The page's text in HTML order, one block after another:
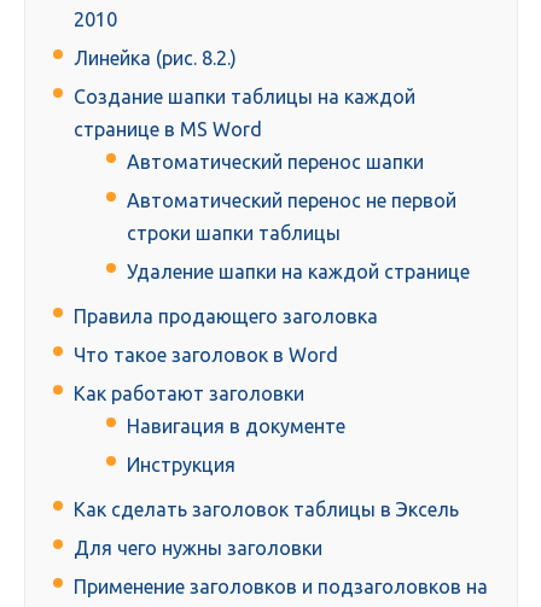
2010
Линейка (рис. 8.2.)
Создание шапки таблицы на каждой
странице в MS Word
Автоматический перенос шапки
Автоматический перенос не первой
строки шапки таблицы
Удаление шапки на каждой странице
Правила продающего заголовка
Что такое заголовок в Word
Как работают заголовки
Навигация в документе
Инструкция
Как сделать заголовок таблицы в Эксель
Для чего нужны заголовки
Применение заголовков и подзаголовков на